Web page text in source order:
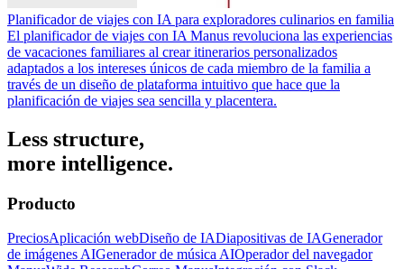
Planificador de viajes con IA para exploradores culinarios en familia
El planificador de viajes con IA Manus revoluciona las experiencias
de vacaciones familiares al crear itinerarios personalizados
adaptados a los intereses únicos de cada miembro de la familia a
través de un diseño de plataforma intuitivo que hace que la
planificación de viajes sea sencilla y placentera.
Less structure,
more intelligence.
Producto
PreciosAplicación webDiseño de IADiapositivas de IAGenerador
de imágenes AIGenerador de música AIOperador del navegador